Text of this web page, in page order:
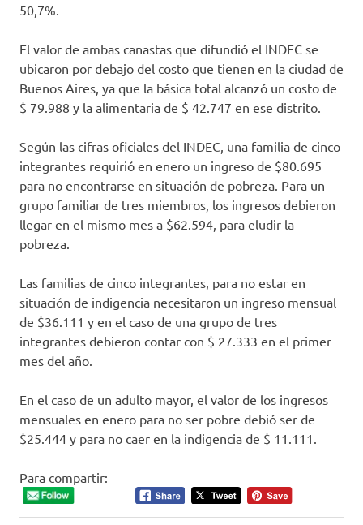
50,7%.
El valor de ambas canastas que difundió el INDEC se
ubicaron por debajo del costo que tienen en la ciudad de
Buenos Aires, ya que la básica total alcanzó un costo de
$ 79.988 y la alimentaria de $ 42.747 en ese distrito.
Según las cifras oficiales del INDEC, una familia de cinco
integrantes requirió en enero un ingreso de $80.695
para no encontrarse en situación de pobreza. Para un
grupo familiar de tres miembros, los ingresos debieron
llegar en el mismo mes a $62.594, para eludir la
pobreza.
Las familias de cinco integrantes, para no estar en
situación de indigencia necesitaron un ingreso mensual
de $36.111 y en el caso de una grupo de tres
integrantes debieron contar con $ 27.333 en el primer
mes del año.
En el caso de un adulto mayor, el valor de los ingresos
mensuales en enero para no ser pobre debió ser de
$25.444 y para no caer en la indigencia de $ 11.111.
Para compartir: